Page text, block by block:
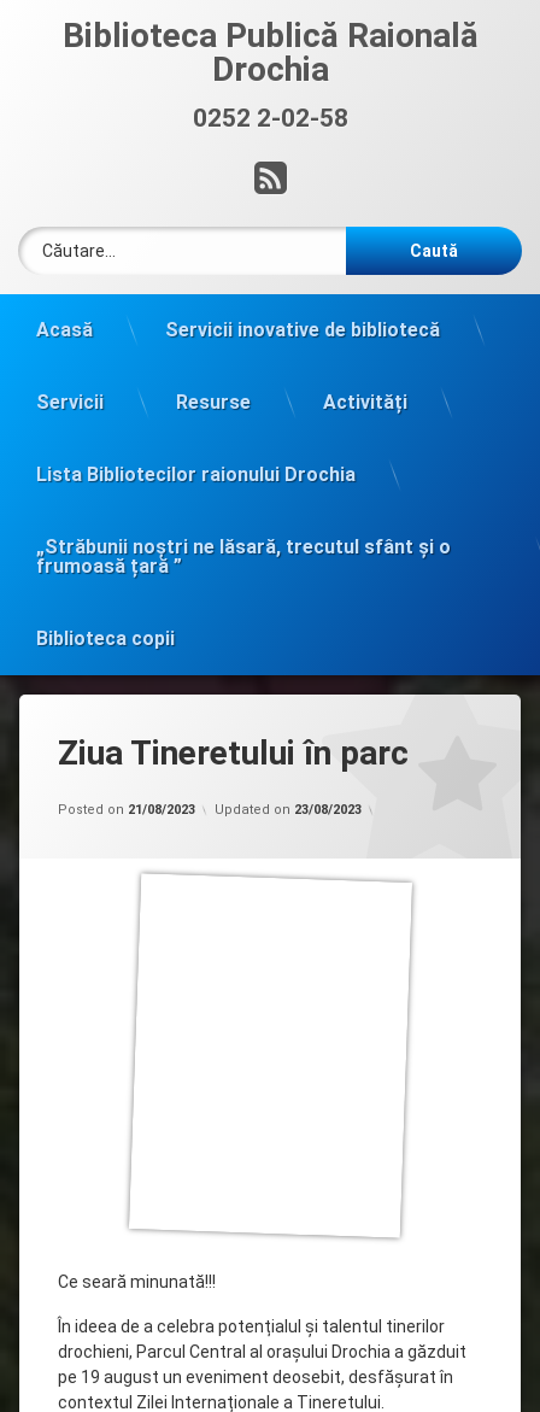
Biblioteca Publică Raională
Drochia
0252 2-02-58
RSS
Caută după:
Acasă Servicii inovative de bibliotecă
Servicii Resurse Activități
Lista Bibliotecilor raionului Drochia
„Străbunii noștri ne lăsară, trecutul sfânt și o
frumoasă țară ”
Biblioteca copii
Ziua Tineretului în parc
Posted on 21/08/2023 Updated on 23/08/2023
public
Ce seară minunată!!!
În ideea de a celebra potențialul și talentul tinerilor
drochieni, Parcul Central al orașului Drochia a găzduit
pe 19 august un eveniment deosebit, desfășurat în
contextul Zilei Internaționale a Tineretului.